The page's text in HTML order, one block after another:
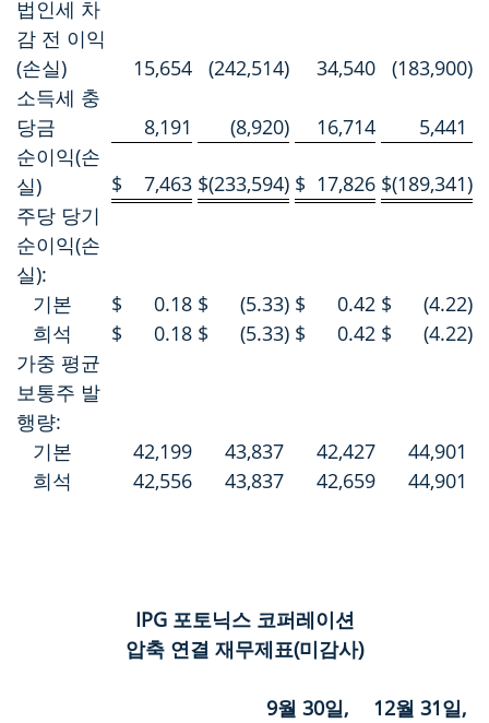
법인세 차
감 전 이익
(손실)
15,654 (242,514) 34,540 (183,900)
소득세 충
당금
8,191 (8,920) 16,714
5,441
순이익(손
실)
$ 7,463 $(233,594) $ 17,826 $(189,341)
주당 당기
순이익(손
실):
기본
$ 0.18 $ (5.33) $ 0.42 $ (4.22)
희석
$ 0.18 $ (5.33) $ 0.42 $ (4.22)
가중 평균
보통주 발
행량:
기본
42,199 43,837 42,427
44,901
희석
42,556 43,837 42,659 44,901
IPG 포토닉스 코퍼레이션
압축 연결 재무제표(미감사)
9월 30일,
12월 31일,